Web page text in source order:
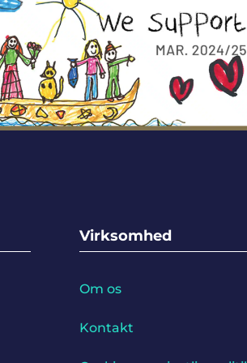
Virksomhed
Om os
Kontakt